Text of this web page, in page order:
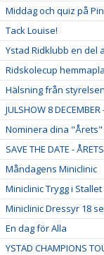
Middag och quiz på
Tack Louise!
Ystad Ridklubb en del
Ridskolecup
Hälsning från styrelsen
JULSHOW 8
Nominera dina "Årets"
SAVE THE DATE -
Måndagens Miniclinic
Miniclinic Trygg i
Miniclinic Dressyr 18
En dag för Alla
YSTAD CHAMPIONS